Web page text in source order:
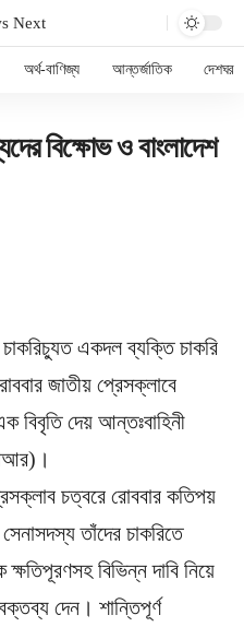
অর্থ-বাণিজ্য আন্তর্জাতিক দেশঘর
বিক্ষোভ ও বাংলাদেশ
চাকরিচ্যুত একদল ব্যক্তি চাকরি
জাতীয় প্রেসক্লাবে
বিবৃতি দেয় আন্তঃবাহিনী
চত্বরে রোববার কতিপয়
তাঁদের চাকরিতে
বিভিন্ন দাবি নিয়ে
দেন। শান্তিপূর্ণ